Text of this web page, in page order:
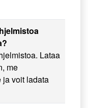
Lataa
me
ja voit ladata